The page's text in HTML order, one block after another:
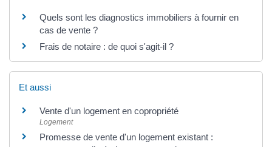
Quels sont les diagnostics immobiliers à fournir en
cas de vente ?
Frais de notaire : de quoi s'agit-il ?
Et aussi
Vente d'un logement en copropriété
Logement
Promesse de vente d'un logement existant :